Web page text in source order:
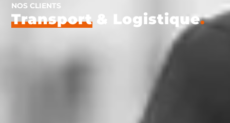
NOS CLIENTS
Transport& Logistique.